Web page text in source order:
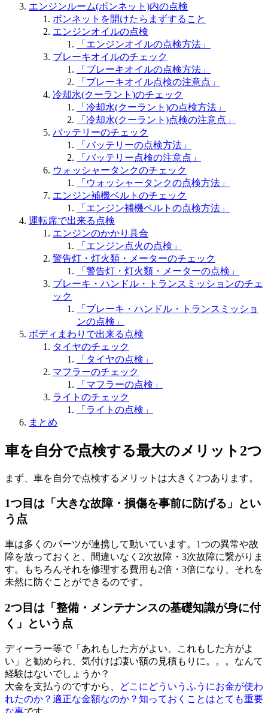
エンジンルーム(ボンネット)内の点検
ボンネットを開けたらまずすること
エンジンオイルの点検
「エンジンオイルの点検方法」
ブレーキオイルのチェック
「ブレーキオイルの点検方法」
「ブレーキオイル点検の注意点」
冷却水(クーラント)のチェック
「冷却水(クーラント)の点検方法」
「冷却水(クーラント)点検の注意点」
バッテリーのチェック
「バッテリーの点検方法」
「バッテリー点検の注意点」
ウォッシャータンクのチェック
「ウォッシャータンクの点検方法」
エンジン補機ベルトのチェック
「エンジン補機ベルトの点検方法」
運転席で出来る点検
エンジンのかかり具合
「エンジン点火の点検」
警告灯・灯火類・メーターのチェック
「警告灯・灯火類・メーターの点検」
ブレーキ・ハンドル・トランスミッションのチェ
ック
「ブレーキ・ハンドル・トランスミッショ
ンの点検」
ボディまわりで出来る点検
タイヤのチェック
「タイヤの点検」
マフラーのチェック
「マフラーの点検」
ライトのチェック
「ライトの点検」
まとめ
車を自分で点検する最大のメリット2つ
まず、車を自分で点検するメリットは大きく2つあります。
1つ目は「大きな故障・損傷を事前に防げる」とい
う点
車は多くのパーツが連携して動いています。1つの異常や故
障を放っておくと、間違いなく2次故障・3次故障に繋がりま
す。もちろんそれを修理する費用も2倍・3倍になり、それを
未然に防ぐことができるのです。
2つ目は「整備・メンテナンスの基礎知識が身に付
く」という点
ディーラー等で「あれもした方がよい、これもした方がよ
い」と勧められ、気付けば凄い額の見積もりに。。。なんて
経験はないでしょうか？
大金を支払うのですから、
どこにどういうふうにお金が使わ
れたのか？適正な金額なのか？知っておくことはとても重要